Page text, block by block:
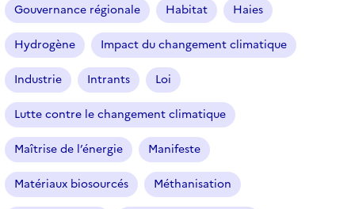
Gouvernance régionale Habitat Haies
Hydrogène Impact du changement climatique
Industrie Intrants Loi
Lutte contre le changement climatique
Maîtrise de l’énergie Manifeste
Matériaux biosourcés Méthanisation